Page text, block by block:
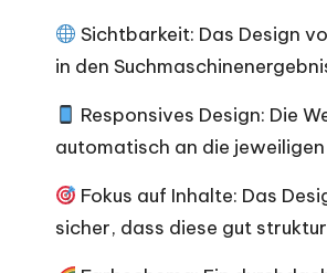
Sichtbarkeit: Das Design
in den
Responsives Design: Die
automatisch an die
Fokus auf Inhalte: Das
sicher, dass diese gut